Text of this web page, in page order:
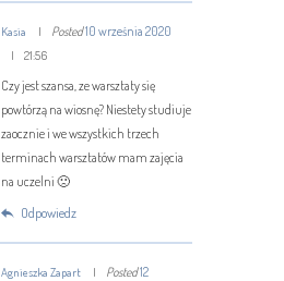
Kasia Posted10 września 2020
21:56
Czy jest szansa, ze warsztaty się
powtórzą na wiosnę? Niestety studiuje
zaocznie i we wszystkich trzech
terminach warsztatów mam zajęcia
na uczelni 🙁
Odpowiedz
Agnieszka Zapart Posted12